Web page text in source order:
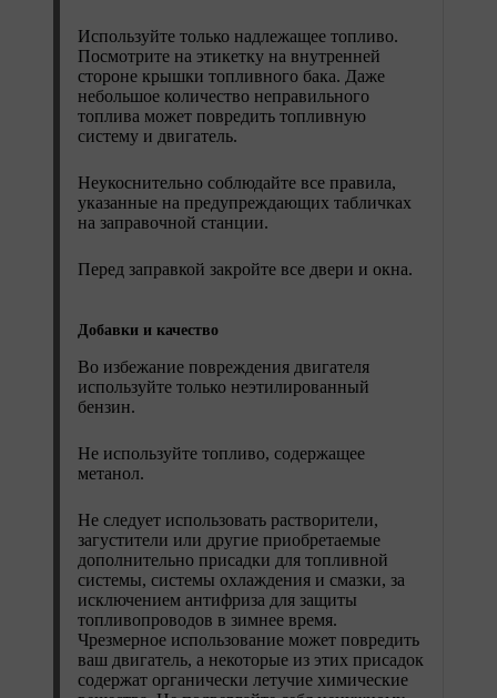
Используйте только надлежащее топливо.
Посмотрите на этикетку на внутренней
стороне крышки топливного бака. Даже
небольшое количество неправильного
топлива может повредить топливную
систему и двигатель.
Неукоснительно соблюдайте все правила,
указанные на предупреждающих табличках
на заправочной станции.
Перед заправкой закройте все двери и окна.
Добавки и качество
Во избежание повреждения двигателя
используйте только неэтилированный
бензин.
Не используйте топливо, содержащее
метанол.
Не следует использовать растворители,
загустители или другие приобретаемые
дополнительно присадки для топливной
системы, системы охлаждения и смазки, за
исключением антифриза для защиты
топливопроводов в зимнее время.
Чрезмерное использование может повредить
ваш двигатель, а некоторые из этих присадок
содержат органически летучие химические